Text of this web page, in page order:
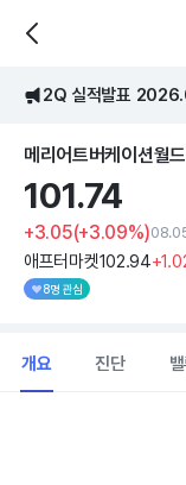
2Q 실적발표
메리어트버케이션월
101.74
+3.05(+3.09%)
애프터마켓102.94+1
8명 관심
개요 진단
The chart has 1 X